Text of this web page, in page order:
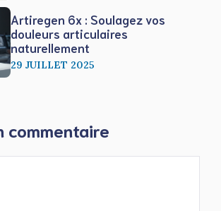
Artiregen 6x : Soulagez vos
douleurs articulaires
naturellement
29 JUILLET 2025
commentaire